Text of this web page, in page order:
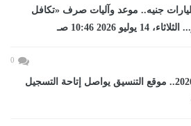
تفوق 4 مليارات جنيه.. موعد وآليات صرف «تكافل
2026 10:46 صـ
0
تنسيق الجامعات 2026.. موقع التنسيق يواصل إتاحة التسجيل